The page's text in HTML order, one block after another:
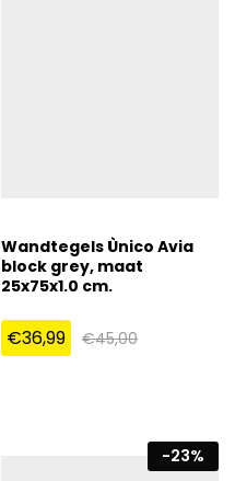
Wandtegels Ùnico Avia
block grey, maat
25x75x1.0 cm.
€36,99 €45,00
-23%